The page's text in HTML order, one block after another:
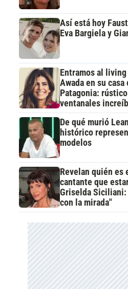
Así está hoy
Eva Bargiela y
Entramos al
Awada en su casa
Patagonia:
ventanales
De qué murió
histórico
modelos
Revelan quién es
cantante que
Griselda Siciliani:
con la mirada"